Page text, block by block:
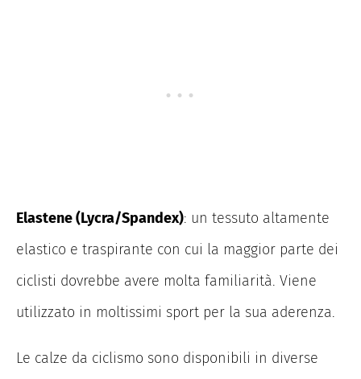
Elastene (Lycra/Spandex): un tessuto altamente
elastico e traspirante con cui la maggior parte dei
ciclisti dovrebbe avere molta familiarità. Viene
utilizzato in moltissimi sport per la sua aderenza.
Le calze da ciclismo sono disponibili in diverse